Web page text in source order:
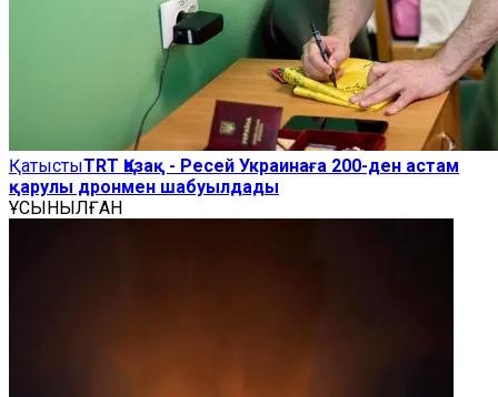
ҚатыстыTRT Қазақ - Ресей Украинаға 200-ден астам
қарулы дронмен шабуылдады
ҰСЫНЫЛҒАН